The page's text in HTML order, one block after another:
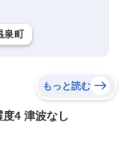
泉町
もっと読む
4 津波なし